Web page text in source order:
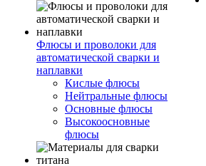
Флюсы и проволоки для
автоматической сварки и
наплавки
Кислые флюсы
Нейтральные флюсы
Основные флюсы
Высокоосновные
флюсы